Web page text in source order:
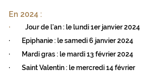
En 2024 :
·
Jour de l’an : le lundi 1er janvier 2024
·        Epiphanie : le samedi 6 janvier 2024
·        Mardi gras : le mardi 13 février 2024
·        Saint Valentin : le mercredi 14 février